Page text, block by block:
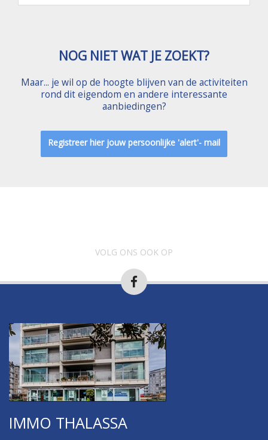
NOG NIET WAT JE ZOEKT?
Maar... je wil op de hoogte blijven van de activiteiten
rond dit eigendom en andere interessante
aanbiedingen?
Registreer hier jouw persoonlijke 'alert'- mail
VOLG ONS OOK OP
IMMO THALASSA